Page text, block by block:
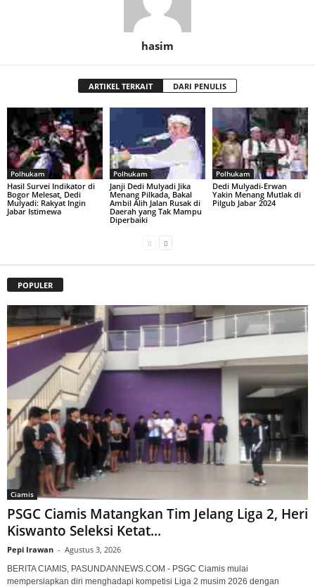
hasim
ARTIKEL TERKAIT DARI PENULIS
Polhukam
Hasil Survei Indikator di
Bogor Melesat, Dedi
Mulyadi: Rakyat Ingin
Jabar Istimewa
Polhukam
Janji Dedi Mulyadi Jika
Menang Pilkada, Bakal
Ambil Alih Jalan Rusak di
Daerah yang Tak Mampu
Diperbaiki
Polhukam
Dedi Mulyadi-Erwan
Yakin Menang Mutlak di
Pilgub Jabar 2024
POPULER
Ciamis
PSGC Ciamis Matangkan Tim Jelang Liga 2, Heri
Kiswanto Seleksi Ketat...
Pepi Irawan - Agustus 3, 2026
BERITA CIAMIS, PASUNDANNEWS.COM - PSGC Ciamis mulai
mempersiapkan diri menghadapi kompetisi Liga 2 musim 2026 dengan